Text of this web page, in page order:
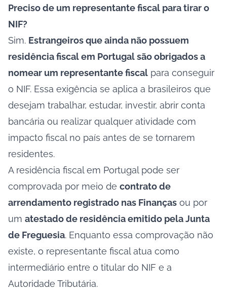
Preciso de um representante fiscal para tirar o
NIF?
Sim. Estrangeiros que ainda não possuem
residência fiscal em Portugal são obrigados a
nomear um representante fiscal para conseguir
o NIF. Essa exigência se aplica a brasileiros que
desejam trabalhar, estudar, investir, abrir conta
bancária ou realizar qualquer atividade com
impacto fiscal no país antes de se tornarem
residentes.
A residência fiscal em Portugal pode ser
comprovada por meio de contrato de
arrendamento registrado nas Finanças ou por
um atestado de residência emitido pela Junta
de Freguesia. Enquanto essa comprovação não
existe, o representante fiscal atua como
intermediário entre o titular do NIF e a
Autoridade Tributária.